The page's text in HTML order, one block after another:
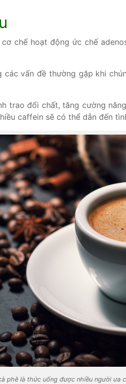
chế hoạt động ức chế
vấn đề thường gặp khi
trao đổi chất, tăng cường
caffein sẽ có thể dẫn đến
phê là thức uống được nhiều người ưa